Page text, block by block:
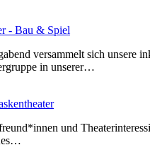
- Bau & Spiel
versammelt sich unsere
in unserer…
und